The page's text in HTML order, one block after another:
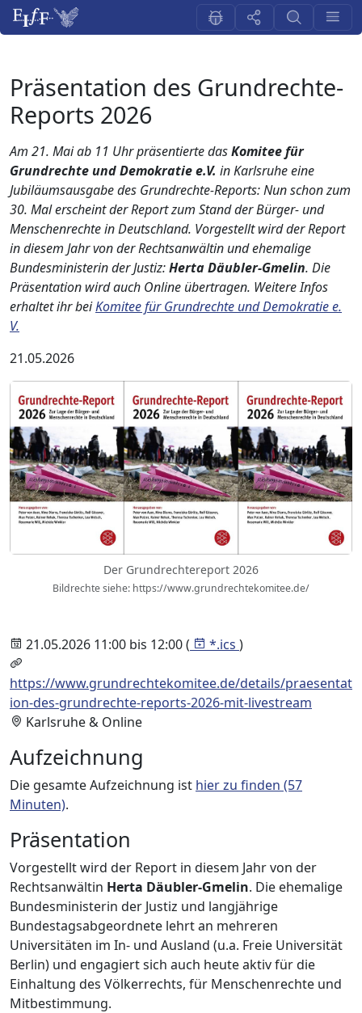
Präsentation des Grundrechte-
Reports 2026
Am 21. Mai ab 11 Uhr präsentierte dasKomitee für
Grundrechte und Demokratie e.V. in Karlsruhe eine
Jubiläumsausgabe des Grundrechte-Reports: Nun schon zum
30. Mal erscheint der Report zum Stand der Bürger- und
Menschenrechte in Deutschland. Vorgestellt wird der Report
in diesem Jahr von der Rechtsanwältin und ehemalige
Bundesministerin der Justiz:Herta Däubler-Gmelin. Die
Präsentation wird auch Online übertragen. Weitere Infos
erhaltet ihr beiKomitee für Grundrechte und Demokratie e.
V.
21.05.2026
Der Grundrechtereport 2026
Bildrechte siehe: https://www.grundrechtekomitee.de/
21.05.2026 11:00 bis 12:00 ( *.ics )
https://www.grundrechtekomitee.de/details/praesentat
ion-des-grundrechte-reports-2026-mit-livestream
Karlsruhe & Online
Aufzeichnung
Die gesamte Aufzeichnung ist hier zu finden (57
Minuten).
Präsentation
Vorgestellt wird der Report in diesem Jahr von der
Rechtsanwältin Herta Däubler-Gmelin. Die ehemalige
Bundesministerin der Justiz und langjährige
Bundestagsabgeordnete lehrt an mehreren
Universitäten im In- und Ausland (u.a. Freie Universität
Berlin) und engagiert sich auch heute aktiv für die
Einhaltung des Völkerrechts, für Menschenrechte und
Mitbestimmung.